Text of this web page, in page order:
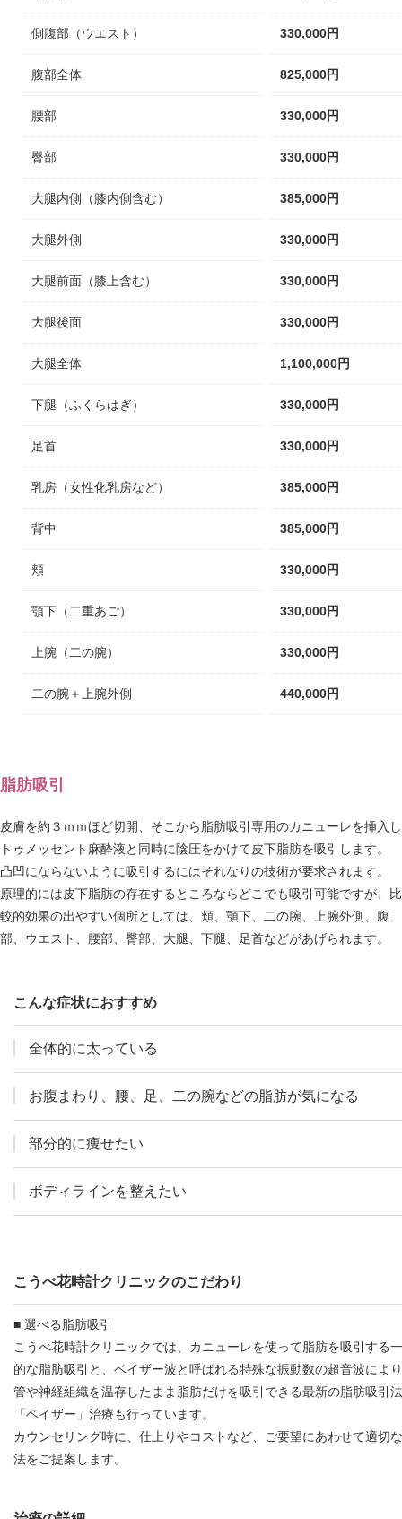
側腹部（ウエスト） 330,000円
腹部全体 825,000円
腰部 330,000円
臀部 330,000円
大腿内側（膝内側含む） 385,000円
大腿外側 330,000円
大腿前面（膝上含む） 330,000円
大腿後面 330,000円
大腿全体 1,100,000円
下腿（ふくらはぎ） 330,000円
足首 330,000円
乳房（女性化乳房など） 385,000円
背中 385,000円
頬 330,000円
顎下（二重あご） 330,000円
上腕（二の腕） 330,000円
二の腕＋上腕外側 440,000円
脂肪吸引
皮膚を約３ｍｍほど切開、そこから脂肪吸引専用のカニューレを挿入し
トゥメッセント麻酔液と同時に陰圧をかけて皮下脂肪を吸引します。
凸凹にならないように吸引するにはそれなりの技術が要求されます。
原理的には皮下脂肪の存在するところならどこでも吸引可能ですが、比
較的効果の出やすい個所としては、頬、顎下、二の腕、上腕外側、腹
部、ウエスト、腰部、臀部、大腿、下腿、足首などがあげられます。
こんな症状におすすめ
全体的に太っている
お腹まわり、腰、足、二の腕などの脂肪が気になる
部分的に痩せたい
ボディラインを整えたい
こうべ花時計クリニックのこだわり
■ 選べる脂肪吸引
こうべ花時計クリニックでは、カニューレを使って脂肪を吸引する
的な脂肪吸引と、ベイザー波と呼ばれる特殊な振動数の超音波によ
管や神経組織を温存したまま脂肪だけを吸引できる最新の脂肪吸引法
「ベイザー」治療も行っています。
カウンセリング時に、仕上りやコストなど、ご要望にあわせて適切
法をご提案します。